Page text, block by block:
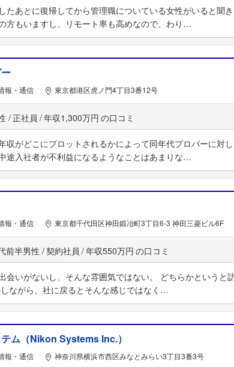
たあとに復帰してから管理職についている女性がいると聞
方もいますし、リモート率も高めなので、わり…
報・通信 東京都港区虎ノ門4丁目3番12号
正社員 年収1,300万円
収がどこにプロットされるかによって同年代プロパーに対し
途入社者が不利益になるようなことはあまりな…
報・通信 東京都千代田区神田鍛冶町3丁目6-3 神田三菱ビル6F
前半男性 契約社員 年収550万円
会いがないし、そんな雰囲気ではない。 どちらかというと
ながら、社に戻るとそんな感じではなく…
ム（Nikon Systems Inc.）
報・通信 神奈川県横浜市西区みなとみらい3丁目3番3号